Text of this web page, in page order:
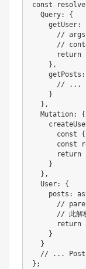
const
  Query
:
{
getUser:
// args
//
return
} ,
getPosts :
// ... 从
}
} ,
  Mutation
:
{
const
{
const
return
}
} ,
  User
:
{
posts :
//
// 此解
return
}
}
// ... Post
} ;